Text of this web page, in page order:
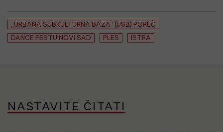
„URBANA SUBKULTURNA BAZA“ (USB) POREČ
DANCE FESTU NOVI SAD
PLES ISTRA
NASTAVITE ČITATI